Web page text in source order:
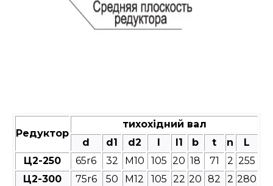
Редуктор
тихохідний вал
d
d1 d2 l1 b t n
L
Ц2-250
65r6 32 М10 105 20 18 71 2 255
Ц2-300
75r6 50 М12 105 22 20 82 2 280